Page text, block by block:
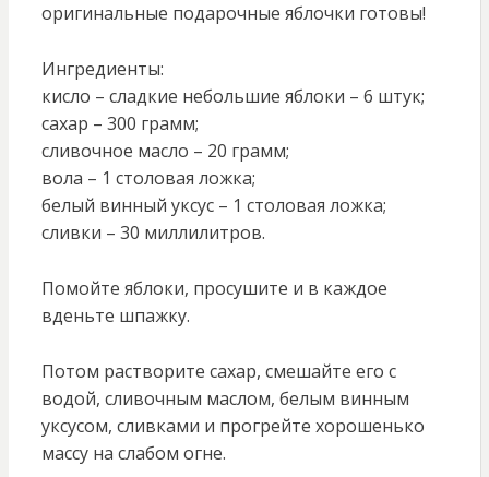
оригинальные подарочные яблочки готовы!
Ингредиенты:
кисло – сладкие небольшие яблоки – 6 штук;
сахар – 300 грамм;
сливочное масло – 20 грамм;
вола – 1 столовая ложка;
белый винный уксус – 1 столовая ложка;
сливки – 30 миллилитров.
Помойте яблоки, просушите и в каждое
вденьте шпажку.
Потом растворите сахар, смешайте его с
водой, сливочным маслом, белым винным
уксусом, сливками и прогрейте хорошенько
массу на слабом огне.